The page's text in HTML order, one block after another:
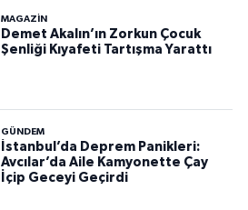
MAGAZİN
Demet Akalın’ın Zorkun Çocuk
Şenliği Kıyafeti Tartışma Yarattı
GÜNDEM
İstanbul’da Deprem Panikleri:
Avcılar’da Aile Kamyonette Çay
İçip Geceyi Geçirdi